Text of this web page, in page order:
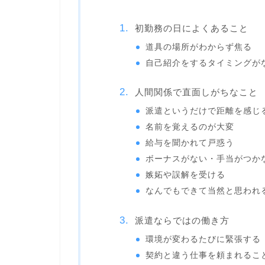
初勤務の日によくあること
道具の場所がわからず焦る
自己紹介をするタイミングが
人間関係で直面しがちなこと
派遣というだけで距離を感じ
名前を覚えるのが大変
給与を聞かれて戸惑う
ボーナスがない・手当がつか
嫉妬や誤解を受ける
なんでもできて当然と思われ
派遣ならではの働き方
環境が変わるたびに緊張する
契約と違う仕事を頼まれるこ